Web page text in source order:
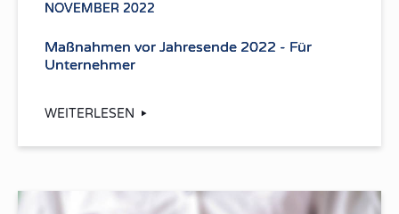
NOVEMBER 2022
Maßnahmen vor Jahresende 2022 - Für
Unternehmer
WEITERLESEN